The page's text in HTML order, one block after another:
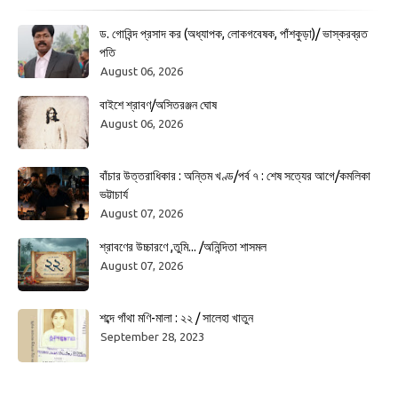
ড. গোবিন্দ প্রসাদ কর (অধ্যাপক, লোকগবেষক, পাঁশকুড়া)/ ভাস্করব্রত
পতি
August 06, 2026
বাইশে শ্রাবণ/অসিতরঞ্জন ঘোষ
August 06, 2026
বাঁচার উত্তরাধিকার : অন্তিম খণ্ড/পর্ব ৭ : শেষ সত্যের আগে/কমলিকা
ভট্টাচার্য
August 07, 2026
শ্রাবণের উচ্চারণে ,তুমি... /অনিন্দিতা শাসমল
August 07, 2026
শব্দে গাঁথা মণি-মালা : ২২ / সালেহা খাতুন
September 28, 2023